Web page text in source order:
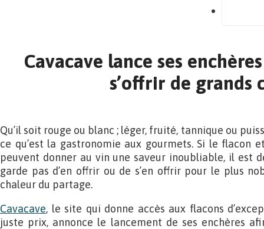
Cavacave lance ses
s’offrir de grands
Qu’il soit rouge ou blanc ; léger, fruité, tannique ou
ce qu’est la gastronomie aux gourmets. Si le flacon
peuvent donner au vin une saveur inoubliable, il est
garde pas d’en offrir ou de s’en offrir pour le plus
chaleur du partage.
Cavacave, le site qui donne accès aux flacons
juste prix, annonce le lancement de ses enchères